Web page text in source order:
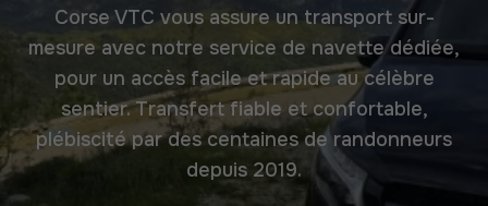
Corse VTC vous assure un transport sur-
mesure avec notre service de navette dédiée,
pour un accès facile et rapide au célèbre
sentier. Transfert fiable et confortable,
plébiscité par des centaines de randonneurs
depuis 2019.